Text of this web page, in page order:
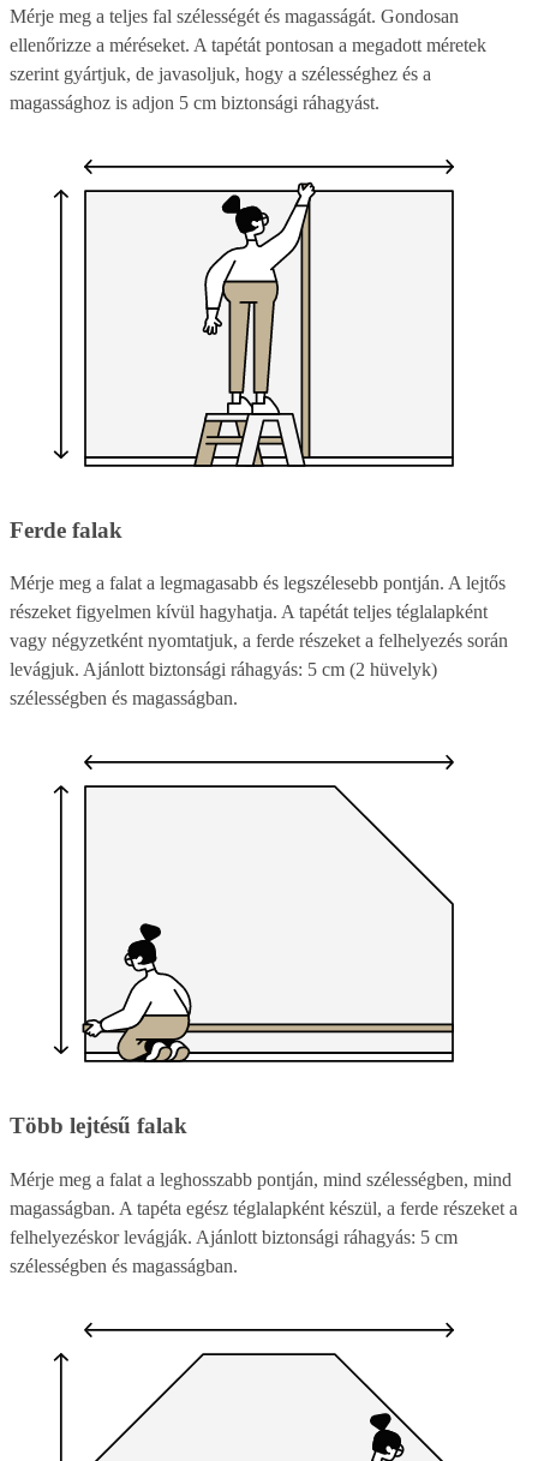
Mérje meg a teljes fal szélességét és magasságát. Gondosan
ellenőrizze a méréseket. A tapétát pontosan a megadott méretek
szerint gyártjuk, de javasoljuk, hogy a szélességhez és a
magassághoz is adjon 5 cm biztonsági ráhagyást.
Ferde falak
Mérje meg a falat a legmagasabb és legszélesebb pontján. A lejtős
részeket figyelmen kívül hagyhatja. A tapétát teljes téglalapként
vagy négyzetként nyomtatjuk, a ferde részeket a felhelyezés során
levágjuk. Ajánlott biztonsági ráhagyás: 5 cm (2 hüvelyk)
szélességben és magasságban.
Több lejtésű falak
Mérje meg a falat a leghosszabb pontján, mind szélességben, mind
magasságban. A tapéta egész téglalapként készül, a ferde részeket a
felhelyezéskor levágják. Ajánlott biztonsági ráhagyás: 5 cm
szélességben és magasságban.